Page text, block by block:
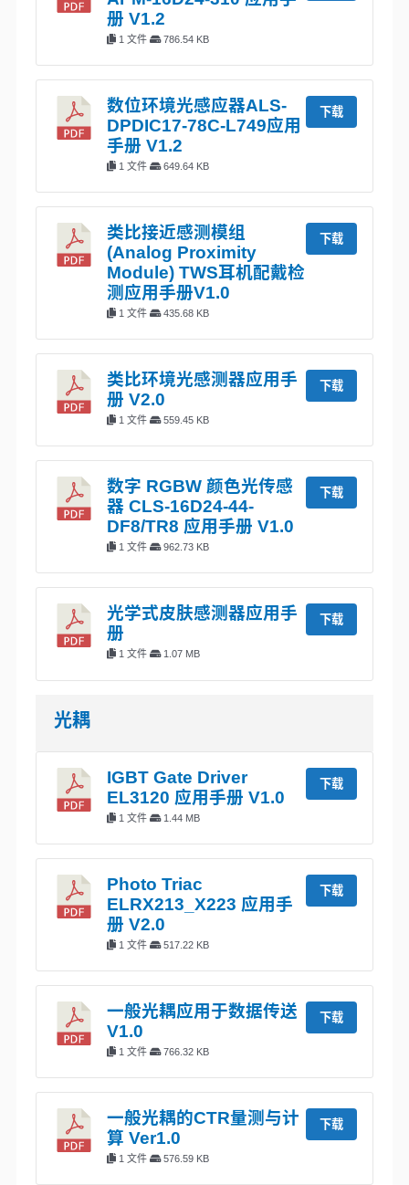
册 V1.2
1 文件 786.54 KB
数位环境光感应器ALS-
DPDIC17-78C-L749应用
手册 V1.2
1 文件 649.64 KB
下载
类比接近感测模组
(Analog Proximity
Module) TWS耳机配戴检
测应用手册V1.0
1 文件 435.68 KB
下载
类比环境光感测器应用手
册 V2.0
1 文件 559.45 KB
下载
数字 RGBW 颜色光传感
器 CLS-16D24-44-
DF8/TR8 应用手册 V1.0
1 文件 962.73 KB
下载
光学式皮肤感测器应用手
册
1 文件 1.07 MB
下载
光耦
IGBT Gate Driver
EL3120 应用手册 V1.0
1 文件 1.44 MB
下载
Photo Triac
ELRX213_X223 应用手
册 V2.0
1 文件 517.22 KB
下载
一般光耦应用于数据传送
V1.0
1 文件 766.32 KB
下载
一般光耦的CTR量测与计
算 Ver1.0
1 文件 576.59 KB
下载